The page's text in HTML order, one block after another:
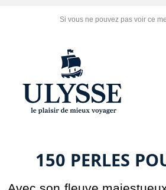
Si vous ne pouvez pas voir ce
150 PERLES